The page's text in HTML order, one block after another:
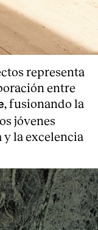
representa
entre
, fusionando la
jóvenes
la excelencia